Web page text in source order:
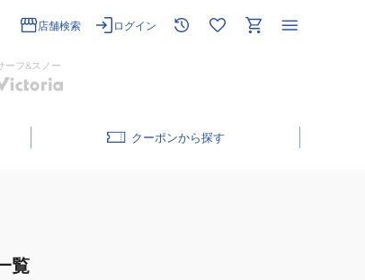
店舗検索 ログイン
ーフ&スノー
クーポン
覧